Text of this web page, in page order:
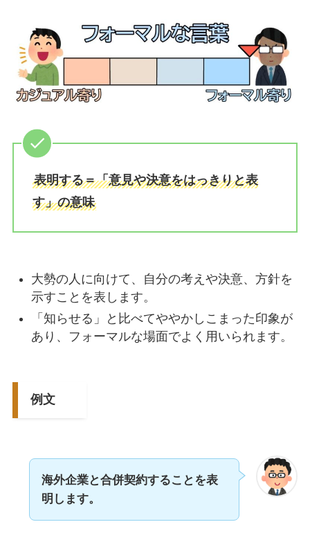
表明する＝「意見や決意をはっきりと表
す」の意味
大勢の人に向けて、自分の考えや決意、方針を
示すことを表します。
「知らせる」と比べてややかしこまった印象が
あり、フォーマルな場面でよく用いられます。
例文
海外企業と合併契約することを表
明します。